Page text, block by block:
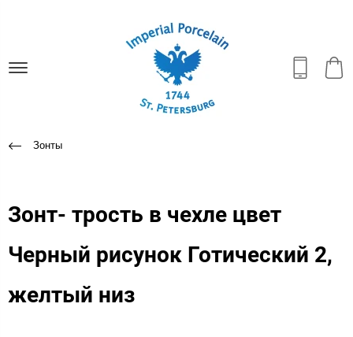
Зонты
Зонт- трость в чехле цвет
Черный рисунок Готический 2,
желтый низ